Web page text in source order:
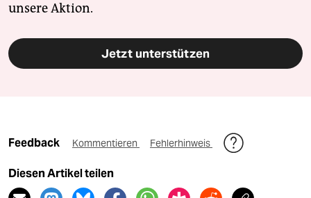
unsere Aktion.
Jetzt unterstützen
Feedback Kommentieren Fehlerhinweis
Diesen Artikel teilen